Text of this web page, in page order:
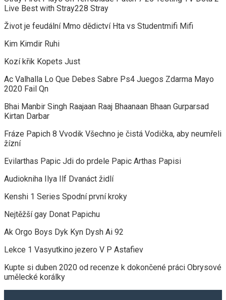
Live Best with Stray228 Stray
Život je feudální Mmo dědictví Hta vs Studentmifi Mifi
Kim Kimdir Ruhi
Kozí křik Kopets Just
Ac Valhalla Lo Que Debes Sabre Ps4 Juegos Zdarma Mayo
2020 Fail Qn
Bhai Manbir Singh Raajaan Raaj Bhaanaan Bhaan Gurparsad
Kirtan Darbar
Fráze Papich 8 Vvodik Všechno je čistá Vodička, aby neumřeli
žízní
Evilarthas Papic Jdi do prdele Papic Arthas Papisi
Audiokniha Ilya Ilf Dvanáct židlí
Kenshi 1 Series Spodní první kroky
Nejtěžší gay Donat Papichu
Ak Orgo Boys Dyk Kyn Dysh Ai 92
Lekce 1 Vasyutkino jezero V P Astafiev
Kupte si duben 2020 od recenze k dokončené práci Obrysové
umělecké korálky